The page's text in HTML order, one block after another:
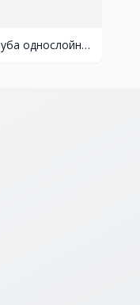
Дренажная труба однослойная с фильтром ø 110